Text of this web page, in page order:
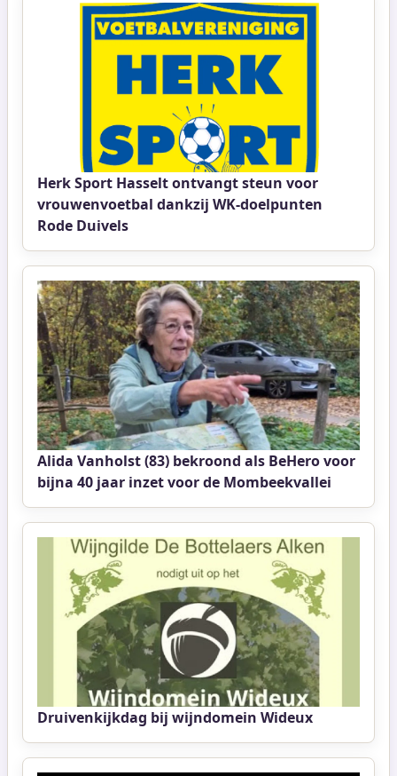
Herk Sport Hasselt ontvangt steun voor
vrouwenvoetbal dankzij WK-doelpunten
Rode Duivels
Alida Vanholst (83) bekroond als BeHero voor
bijna 40 jaar inzet voor de Mombeekvallei
Druivenkijkdag bij wijndomein Wideux